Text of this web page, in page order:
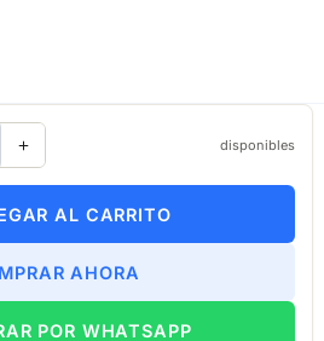
disponibles
AL CARRITO
AHORA
POR WHATSAPP